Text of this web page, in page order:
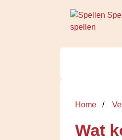
Home
Wat